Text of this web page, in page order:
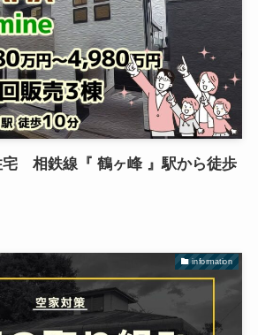
宅 相鉄線『 鶴ヶ峰 』駅から徒歩
information